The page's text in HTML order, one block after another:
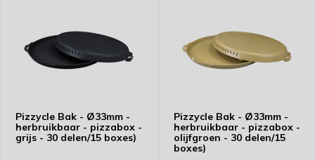
Pizzycle Bak - Ø33mm -
herbruikbaar - pizzabox -
grijs - 30 delen/15 boxes)
Pizzycle Bak - Ø33mm -
herbruikbaar - pizzabox -
olijfgroen - 30 delen/15
boxes)